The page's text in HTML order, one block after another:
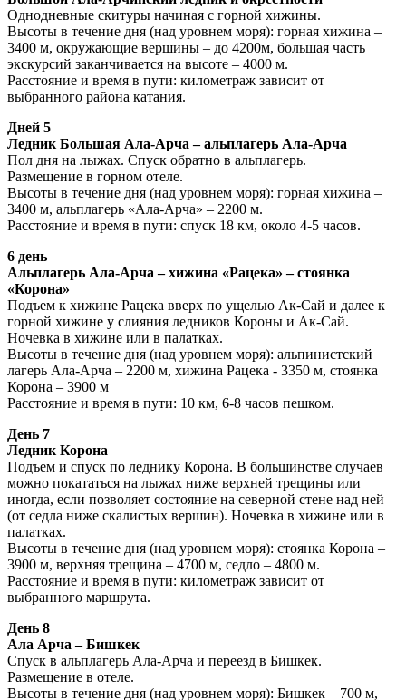
Однодневные скитуры начиная с горной хижины.
Высоты в течение дня (над уровнем моря): горная хижина –
3400 м, окружающие вершины – до 4200м, большая часть
экскурсий заканчивается на высоте – 4000 м.
Расстояние и время в пути: километраж зависит от
выбранного района катания.
Дней 5
Ледник Большая Ала-Арча – альплагерь Ала-Арча
Пол дня на лыжах. Спуск обратно в альплагерь.
Размещение в горном отеле.
Высоты в течение дня (над уровнем моря): горная хижина –
3400 м, альплагерь «Ала-Арча» – 2200 м.
Расстояние и время в пути: спуск 18 км, около 4-5 часов.
6 день
Альплагерь Ала-Арча – хижина «Рацека» – стоянка
«Корона»
Подъем к хижине Рацека вверх по ущелью Ак-Сай и далее к
горной хижине у слияния ледников Короны и Ак-Сай.
Ночевка в хижине или в палатках.
Высоты в течение дня (над уровнем моря): альпинистский
лагерь Ала-Арча – 2200 м, хижина Рацека - 3350 м, стоянка
Корона – 3900 м
Расстояние и время в пути: 10 км, 6-8 часов пешком.
День 7
Ледник Корона
Подъем и спуск по леднику Корона. В большинстве случаев
можно покататься на лыжах ниже верхней трещины или
иногда, если позволяет состояние на северной стене над ней
(от седла ниже скалистых вершин). Ночевка в хижине или в
палатках.
Высоты в течение дня (над уровнем моря): стоянка Корона –
3900 м, верхняя трещина – 4700 м, седло – 4800 м.
Расстояние и время в пути: километраж зависит от
выбранного маршрута.
День 8
Ала Арча – Бишкек
Спуск в альплагерь Ала-Арча и переезд в Бишкек.
Размещение в отеле.
Высоты в течение дня (над уровнем моря): Бишкек – 700 м,